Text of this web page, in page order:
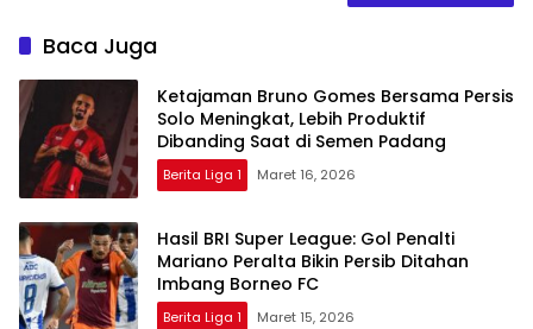
Baca Juga
Ketajaman Bruno Gomes Bersama Persis
Solo Meningkat, Lebih Produktif
Dibanding Saat di Semen Padang
Berita Liga 1 Maret 16, 2026
Hasil BRI Super League: Gol Penalti
Mariano Peralta Bikin Persib Ditahan
Imbang Borneo FC
Berita Liga 1 Maret 15, 2026